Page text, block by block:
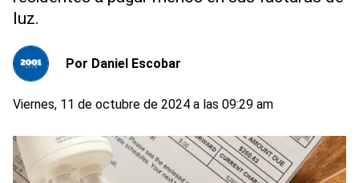
luz.
Por Daniel Escobar
Viernes, 11 de octubre de 2024 a las 09:29 am